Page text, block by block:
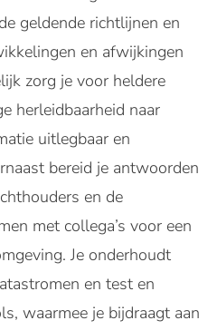
geldende richtlijnen en
en afwijkingen
zorg je voor heldere
herleidbaarheid naar
uitlegbaar en
bereid je antwoorden
en de
met collega’s voor een
Je onderhoudt
en test en
waarmee je bijdraagt aan